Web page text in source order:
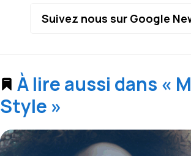
Suivez nous sur Google
À lire aussi dans «
Style »